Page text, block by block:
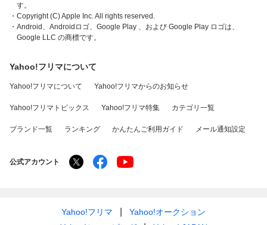
す。
・Copyright (C) Apple Inc. All rights reserved.
・Android、Androidロゴ、Google Play 、および Google Play ロゴは、
Google LLC の商標です。
Yahoo!フリマについて
Yahoo!フリマについて Yahoo!フリマからのお知らせ
Yahoo!フリマトピックス Yahoo!フリマ特集 カテゴリ一覧
ブランド一覧 ランキング かんたんご利用ガイド メール通知設定
公式アカウント
Yahoo!フリマ
Yahoo!オークション